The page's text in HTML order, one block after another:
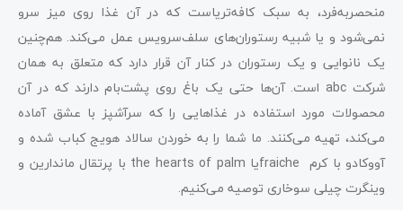
منحصربه‌فرد، به سبک کافه‌تریاست که در آن‌ غذا روی میز سرو
نمی‌شود و یا شبیه رستوران‌های سلف‌سرویس عمل می‌کند. هم‌چنین
یک نانوایی و یک رستوران در کنار آن قرار دارد که متعلق به همان
شرکت abc است. آن‌ها حتی یک باغ روی پشت‌بام دارند که در آن
محصولات مورد استفاده در غذاهایی را که سرآشپز با عشق آماده
می‌کند، تهیه می‌کنند. ما شما را به خوردن سالاد هویج کباب شده و
آووکادو با کرم fraicheیا the hearts of palm با پرتقال ماندارین و
وینگرت چیلی سوخاری توصیه می‌کنیم.